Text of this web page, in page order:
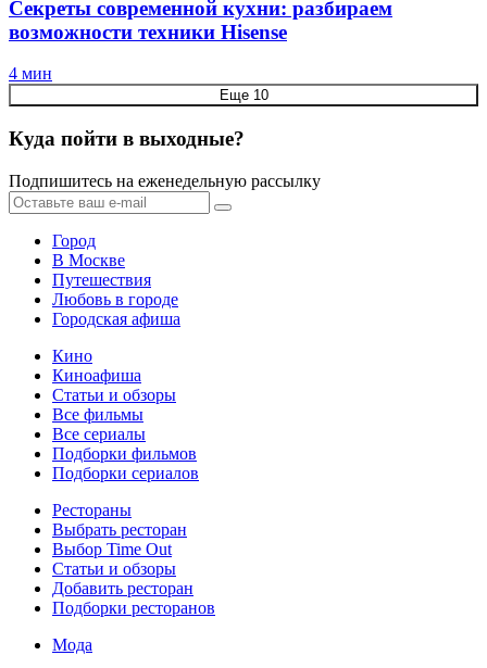
Секреты современной кухни: разбираем
возможности техники Hisense
4 мин
Еще 10
Куда пойти в выходные?
Подпишитесь на еженедельную рассылку
Город
В Москве
Путешествия
Любовь в городе
Городская афиша
Кино
Киноафиша
Статьи и обзоры
Все фильмы
Все сериалы
Подборки фильмов
Подборки сериалов
Рестораны
Выбрать ресторан
Выбор Time Out
Статьи и обзоры
Добавить ресторан
Подборки ресторанов
Мода